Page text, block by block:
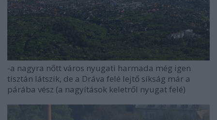
-a nagyra nőtt város nyugati harmada még igen
tisztán látszik, de a Dráva felé lejtő síkság már a
párába vész (a nagyítások keletről nyugat felé)